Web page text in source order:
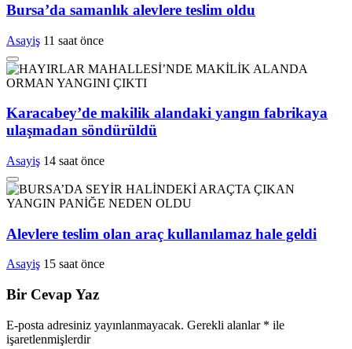
Bursa’da samanlık alevlere teslim oldu
Asayiş 11 saat önce
Karacabey’de makilik alandaki yangın fabrikaya
ulaşmadan söndürüldü
Asayiş 14 saat önce
Alevlere teslim olan araç kullanılamaz hale geldi
Asayiş 15 saat önce
Bir Cevap Yaz
E-posta adresiniz yayınlanmayacak. Gerekli alanlar * ile
işaretlenmişlerdir